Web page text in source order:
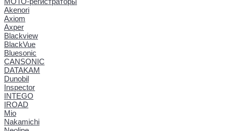
Akenori
Axiom
Axper
Blackview
BlackVue
Bluesonic
CANSONIC
DATAKAM
Dunobil
Inspector
INTEGO
IROAD
Mio
Nakamichi